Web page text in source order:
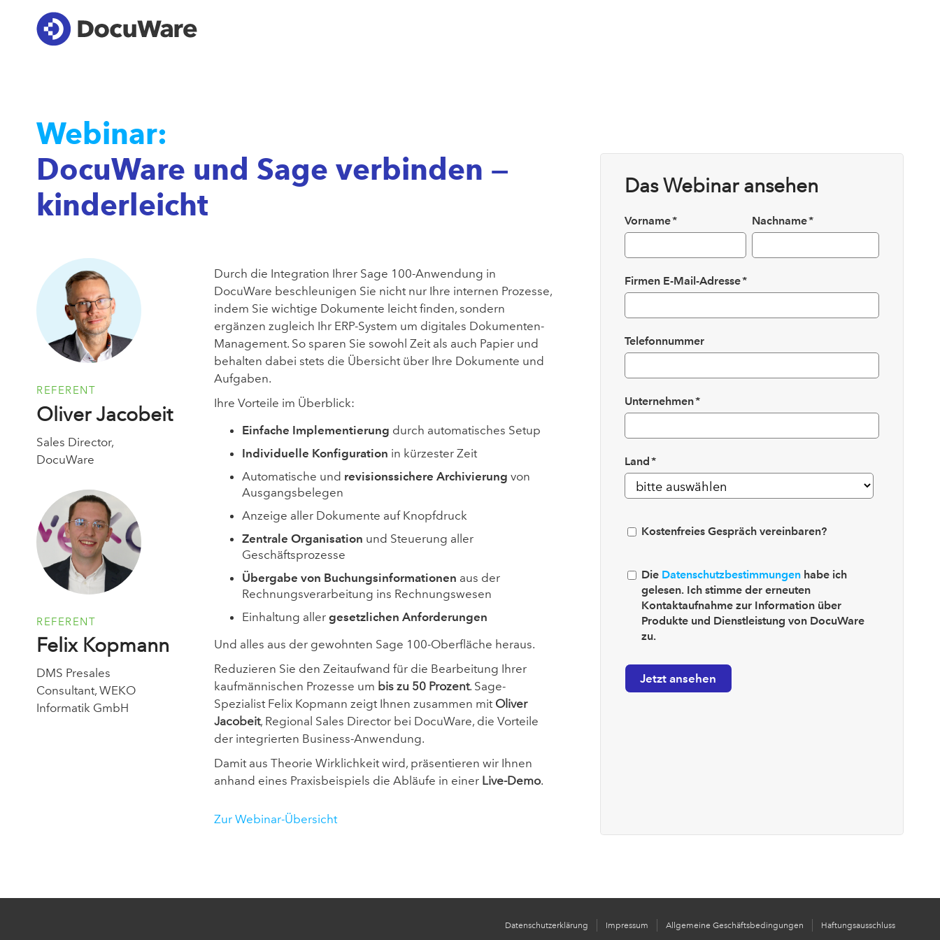
Webinar:
DocuWare und Sage verbinden —
kinderleicht
REFERENT
Oliver Jacobeit
Sales Director,
DocuWare
REFERENT
Felix Kopmann
DMS Presales
Consultant, WEKO
Informatik GmbH
Durch die Integration Ihrer Sage 100-Anwendung in
DocuWare beschleunigen Sie nicht nur Ihre internen Prozesse,
indem Sie wichtige Dokumente leicht finden, sondern
ergänzen zugleich Ihr ERP-System um digitales Dokumenten-
Management. So sparen Sie sowohl Zeit als auch Papier und
behalten dabei stets die Übersicht über Ihre Dokumente und
Aufgaben.
Ihre Vorteile im Überblick:
Einfache Implementierung durch automatisches Setup
Individuelle Konfiguration in kürzester Zeit
Automatische und revisionssichere Archivierung von
Ausgangsbelegen
Anzeige aller Dokumente auf Knopfdruck
Zentrale Organisation und Steuerung aller
Geschäftsprozesse
Übergabe von Buchungsinformationen aus der
Rechnungsverarbeitung ins Rechnungswesen
Einhaltung allergesetzlichen Anforderungen
Und alles aus der gewohnten Sage 100-Oberfläche heraus.
Reduzieren Sie den Zeitaufwand für die Bearbeitung Ihrer
kaufmännischen Prozesse um bis zu 50 Prozent. Sage-
Spezialist Felix Kopmann zeigt Ihnen zusammen mit Oliver
Jacobeit, Regional Sales Director bei DocuWare, die Vorteile
der integrierten Business-Anwendung.
Damit aus Theorie Wirklichkeit wird, präsentieren wir Ihnen
anhand eines Praxisbeispiels die Abläufe in einer Live-Demo.
Zur Webinar-Übersicht
Das Webinar ansehen
Vorname* Nachname*
Firmen E-Mail-Adresse*
Telefonnummer
Unternehmen*
Land*
Kostenfreies Gespräch vereinbaren?
Die Datenschutzbestimmungenhabe ich
gelesen. Ich stimme der erneuten
Kontaktaufnahme zur Information über
Produkte und Dienstleistung von DocuWare
zu.
Datenschutzerklärung Impressum Allgemeine Geschäftsbedingungen Haftungsausschluss